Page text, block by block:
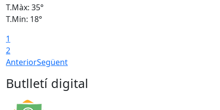
T.Màx: 35°
T.Min: 18°
1
2
AnteriorSegüent
Butlletí digital